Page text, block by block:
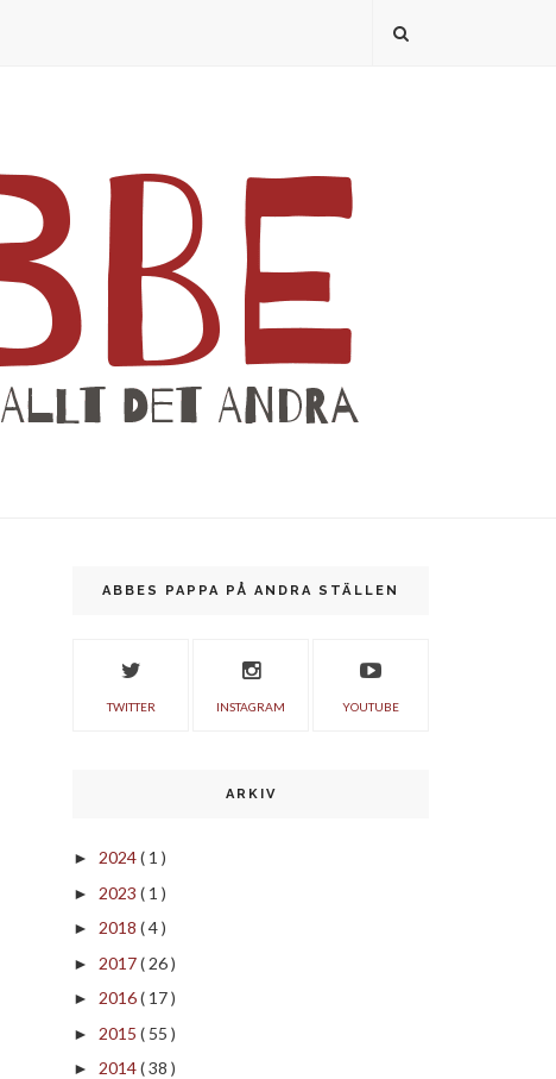
ABBES PAPPA PÅ ANDRA STÄLLEN
TWITTER INSTAGRAM YOUTUBE
ARKIV
► 2024( 1 )
► 2023 ( 1 )
► 2018 ( 4 )
► 2017( 26 )
► 2016( 17 )
► 2015 ( 55 )
► 2014( 38 )